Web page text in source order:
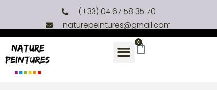
(+33) 04 67 58 35 70
naturepeintures@gmail.com
0